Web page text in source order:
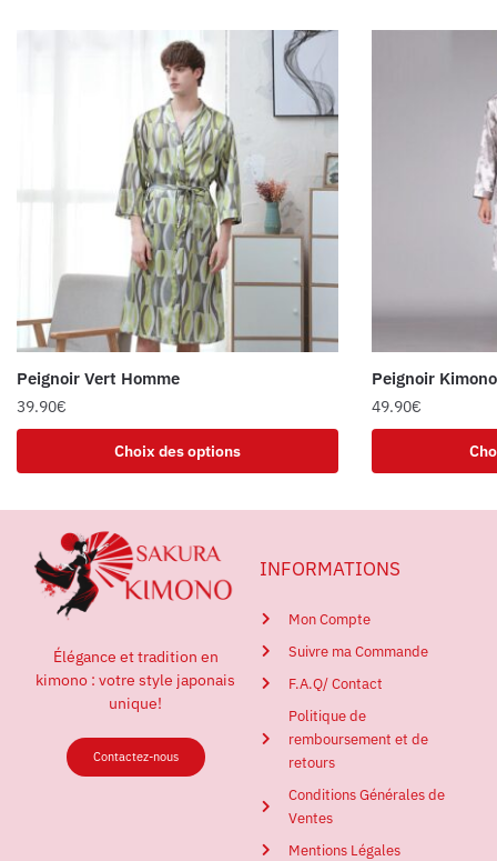
Peignoir Vert Homme
39.90€
Choix des options
Peignoir
49.90€
Élégance et tradition en
kimono : votre style japonais
unique!
Contactez-nous
INFORMATIONS
Mon Compte
Suivre ma Commande
F.A.Q/ Contact
Politique de
remboursement et de
retours
Conditions Générales de
Ventes
Mentions Légales